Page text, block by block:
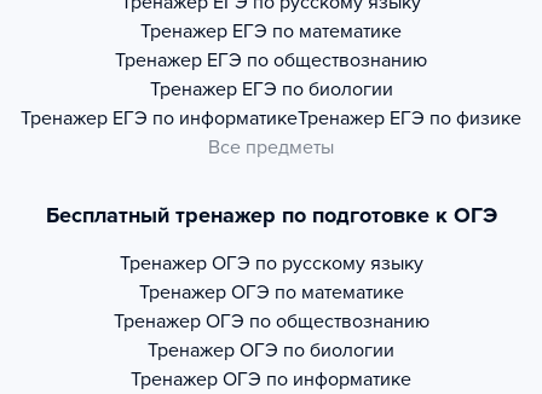
Тренажер ЕГЭ по математике
Тренажер ЕГЭ по обществознанию
Тренажер ЕГЭ по биологии
Тренажер ЕГЭ по информатикеТренажер ЕГЭ по физике
Все предметы
Бесплатный тренажер по подготовке к ОГЭ
Тренажер ОГЭ по русскому языку
Тренажер ОГЭ по математике
Тренажер ОГЭ по обществознанию
Тренажер ОГЭ по биологии
Тренажер ОГЭ по информатике